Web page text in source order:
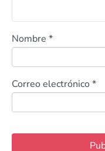
Nombre *
Correo electrónico *